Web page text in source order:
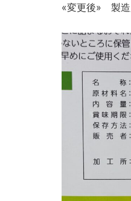
«変更後» 製